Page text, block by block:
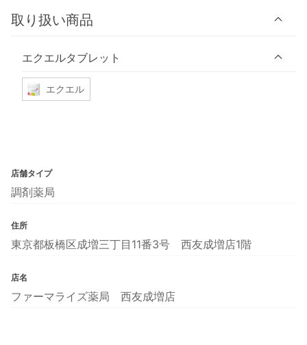
取り扱い商品
エクエルタブレット
エクエル
店舗タイプ
調剤薬局
住所
東京都板橋区成増三丁目11番3号 西友成増店1階
店名
ファーマライズ薬局 西友成増店